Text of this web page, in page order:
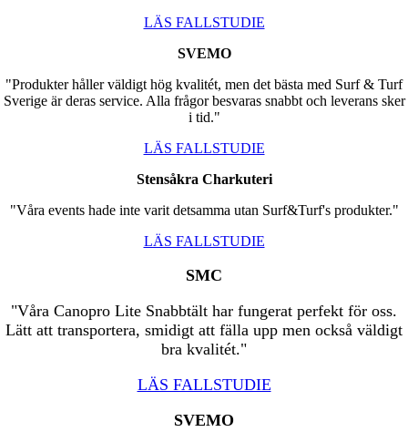
LÄS FALLSTUDIE
SVEMO
"Produkter håller väldigt hög kvalitét, men det bästa med Surf & Turf
Sverige är deras service. Alla frågor besvaras snabbt och leverans sker
i tid."
LÄS FALLSTUDIE
Stensåkra Charkuteri
"Våra events hade inte varit detsamma utan Surf&Turf's produkter."
LÄS FALLSTUDIE
SMC
"Våra Canopro Lite Snabbtält har fungerat perfekt för oss.
Lätt att transportera, smidigt att fälla upp men också väldigt
bra kvalitét."
LÄS FALLSTUDIE
SVEMO